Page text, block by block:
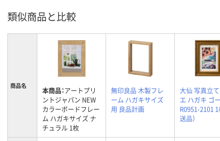
類似商品と比較
商品名 本商品：アートプリ
ントジャパン NEW
カラーボードフレー
ム ハガキサイズ ナ
チュラル 1枚
無印良品 木製フレ
ーム ハガキサイズ
用 良品計画
大仙 写真立
エ ハガキ ゴ
R0951-2101 1
送品）